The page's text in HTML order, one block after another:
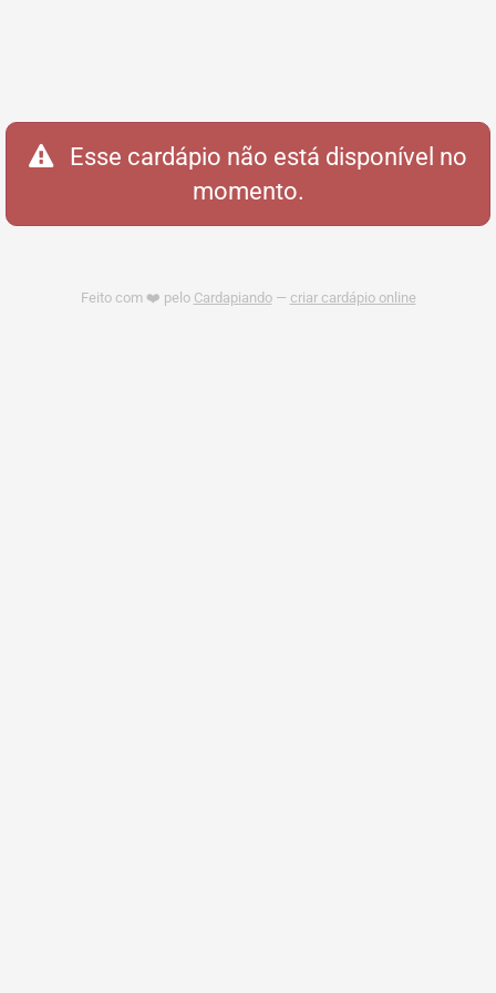
Esse cardápio não está disponível no
momento.
Feito com ❤️ pelo Cardapiando— criar cardápio online